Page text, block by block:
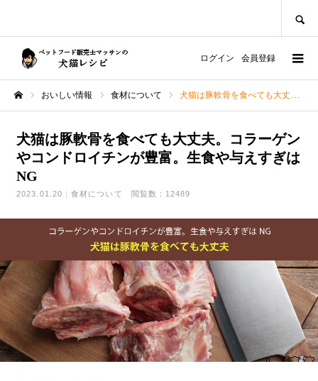
ログイン 会員登録
おいしい情報 食材について 犬猫は豚軟骨を食べても大丈夫。コラーゲンやコンドロイチンが豊富。生食や与えすぎはNG
犬猫は豚軟骨を食べても大丈夫。コラーゲン
やコンドロイチンが豊富。生食や与えすぎは
NG
2023.01.20 食材について 閲覧数：12489